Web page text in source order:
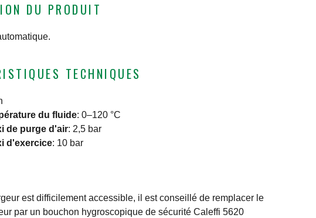
DU PRODUIT
TECHNIQUES
du fluide: 0–120 °C
de purge d'air: 2,5 bar
d'exercice: 10 bar
est difficilement accessible, il est conseillé de remplacer le
par un bouchon hygroscopique de sécurité Caleffi 5620